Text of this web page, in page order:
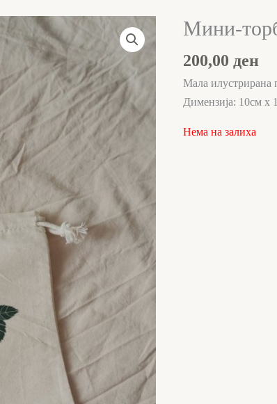
Мини-
200,00ден
Мала илустрирана
Димензија: 10см х
Нема на залиха